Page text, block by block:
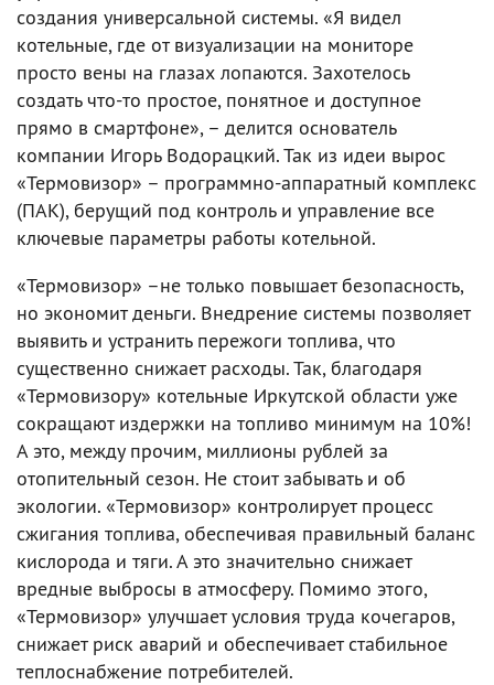
создания универсальной системы. «Я видел
котельные, где от визуализации на мониторе
просто вены на глазах лопаются. Захотелось
создать что-то простое, понятное и доступное
прямо в смартфоне», – делится основатель
компании Игорь Водорацкий. Так из идеи вырос
«Термовизор» – программно-аппаратный комплекс
(ПАК), берущий под контроль и управление все
ключевые параметры работы котельной.
«Термовизор» –не только повышает безопасность,
но экономит деньги. Внедрение системы позволяет
выявить и устранить пережоги топлива, что
существенно снижает расходы. Так, благодаря
«Термовизору» котельные Иркутской области уже
сокращают издержки на топливо минимум на 10%!
А это, между прочим, миллионы рублей за
отопительный сезон. Не стоит забывать и об
экологии. «Термовизор» контролирует процесс
сжигания топлива, обеспечивая правильный баланс
кислорода и тяги. А это значительно снижает
вредные выбросы в атмосферу. Помимо этого,
«Термовизор» улучшает условия труда кочегаров,
снижает риск аварий и обеспечивает стабильное
теплоснабжение потребителей.